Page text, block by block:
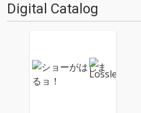
カバー曲から、お祭
会フォーク、…
Digital Catalog